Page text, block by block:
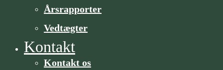
Årsrapporter
Vedtægter
Kontakt
Kontakt os